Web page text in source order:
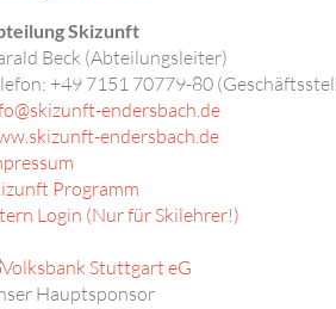
Skizunft
Beck (Abteilungsleiter)
+49 7151 70779-80
endersbach.de
endersbach.de
Programm
Login (Nur für Skilehrer!)
Hauptsponsor